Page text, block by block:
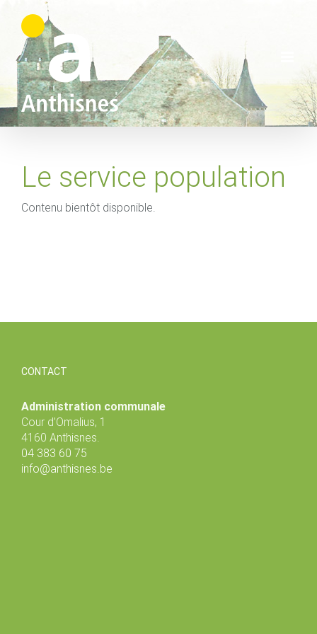
content
Le service population
Contenu bientôt disponible.
CONTACT
Administration communale
Cour d’Omalius, 1
4160 Anthisnes.
04 383 60 75
info@anthisnes.be